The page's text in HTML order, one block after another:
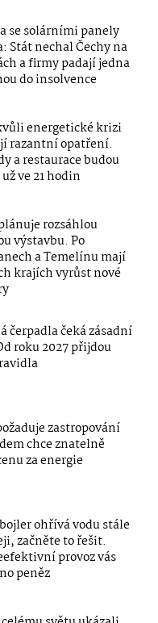
se solárními panely
Stát nechal Čechy na
a firmy padají jedna
do insolvence
energetické krizi
razantní opatření.
a restaurace budou
ve 21 hodin
rozsáhlou
výstavbu. Po
a Temelínu mají
krajích vyrůst nové
čerpadla čeká zásadní
roku 2027 přijdou
zastropování
chce znatelně
za energie
ohřívá vodu stále
začněte to řešit.
provoz vás
peněz